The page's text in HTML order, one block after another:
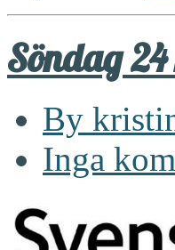
Söndag
By
Inga